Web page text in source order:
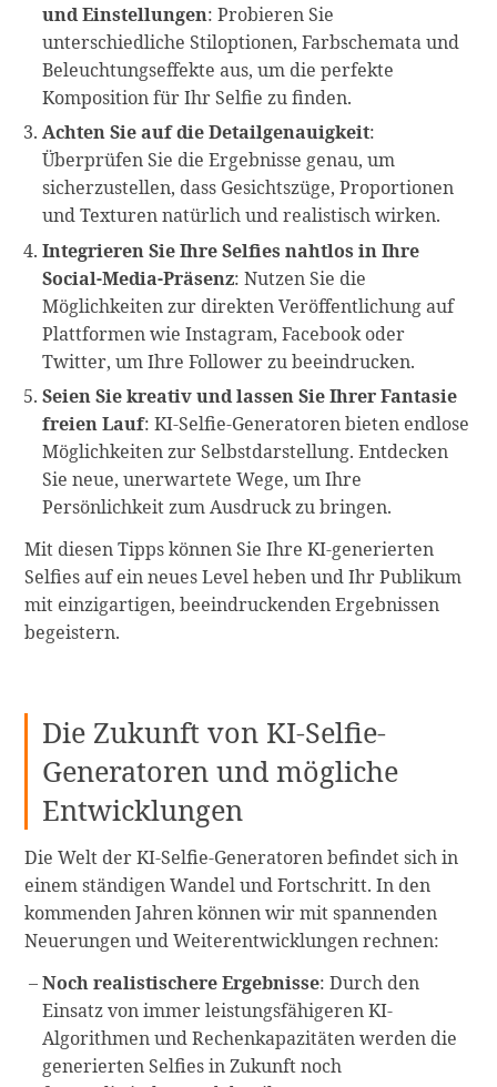
und Einstellungen: Probieren Sie
unterschiedliche Stiloptionen, Farbschemata und
Beleuchtungseffekte aus, um die perfekte
Komposition für Ihr Selfie zu finden.
Achten Sie auf die Detailgenauigkeit:
Überprüfen Sie die Ergebnisse genau, um
sicherzustellen, dass Gesichtszüge, Proportionen
und Texturen natürlich und realistisch wirken.
Integrieren Sie Ihre Selfies nahtlos in Ihre
Social-Media-Präsenz: Nutzen Sie die
Möglichkeiten zur direkten Veröffentlichung auf
Plattformen wie Instagram, Facebook oder
Twitter, um Ihre Follower zu beeindrucken.
Seien Sie kreativ und lassen Sie Ihrer Fantasie
freien Lauf: KI-Selfie-Generatoren bieten endlose
Möglichkeiten zur Selbstdarstellung. Entdecken
Sie neue, unerwartete Wege, um Ihre
Persönlichkeit zum Ausdruck zu bringen.
Mit diesen Tipps können Sie Ihre KI-generierten
Selfies auf ein neues Level heben und Ihr Publikum
mit einzigartigen, beeindruckenden Ergebnissen
begeistern.
Die Zukunft von KI-Selfie-
Generatoren und mögliche
Entwicklungen
Die Welt der KI-Selfie-Generatoren befindet sich in
einem ständigen Wandel und Fortschritt. In den
kommenden Jahren können wir mit spannenden
Neuerungen und Weiterentwicklungen rechnen:
Noch realistischere Ergebnisse: Durch den
Einsatz von immer leistungsfähigeren KI-
Algorithmen und Rechenkapazitäten werden die
generierten Selfies in Zukunft noch